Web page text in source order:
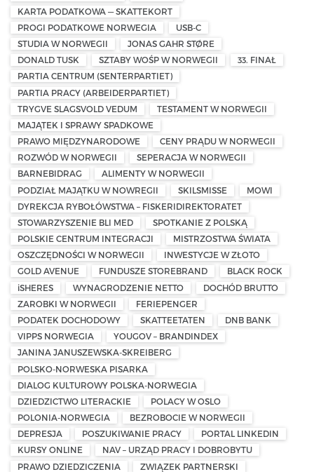
KARTA PODATKOWA — SKATTEKORT
PROGI PODATKOWE NORWEGIA
USB-C
STUDIA W NORWEGII
JONAS GAHR STØRE
DONALD TUSK
SZTABY WOŚP W NORWEGII
33. FINAŁ
PARTIA CENTRUM (SENTERPARTIET)
PARTIA PRACY (ARBEIDERPARTIET)
TRYGVE SLAGSVOLD VEDUM
TESTAMENT W NORWEGII
MAJĄTEK I SPRAWY SPADKOWE
PRAWO MIĘDZYNARODOWE
CENY PRĄDU W NORWEGII
ROZWÓD W NORWEGII
SEPERACJA W NORWEGII
BARNEBIDRAG
ALIMENTY W NORWEGII
PODZIAŁ MAJĄTKU W NOWREGII
SKILSMISSE
MOWI
DYREKCJA RYBOŁÓWSTWA – FISKERIDIREKTORATET
STOWARZYSZENIE BLI MED
SPOTKANIE Z POLSKĄ
POLSKIE CENTRUM INTEGRACJI
MISTRZOSTWA ŚWIATA
OSZCZĘDNOŚCI W NORWEGII
INWESTYCJE W ZŁOTO
GOLD AVENUE
FUNDUSZE STOREBRAND
BLACK ROCK
iSHERES
WYNAGRODZENIE NETTO
DOCHÓD BRUTTO
ZAROBKI W NORWEGII
FERIEPENGER
PODATEK DOCHODOWY
SKATTEETATEN
DNB BANK
VIPPS NORWEGIA
YOUGOV – BRANDINDEX
JANINA JANUSZEWSKA-SKREIBERG
POLSKO-NORWESKA PISARKA
DIALOG KULTUROWY POLSKA-NORWEGIA
DZIEDZICTWO LITERACKIE
POLACY W OSLO
POLONIA-NORWEGIA
BEZROBOCIE W NORWEGII
DEPRESJA
POSZUKIWANIE PRACY
PORTAL LINKEDIN
KURSY ONLINE
NAV – URZĄD PRACY I DOBROBYTU
PRAWO DZIEDZICZENIA
ZWIĄZEK PARTNERSKI